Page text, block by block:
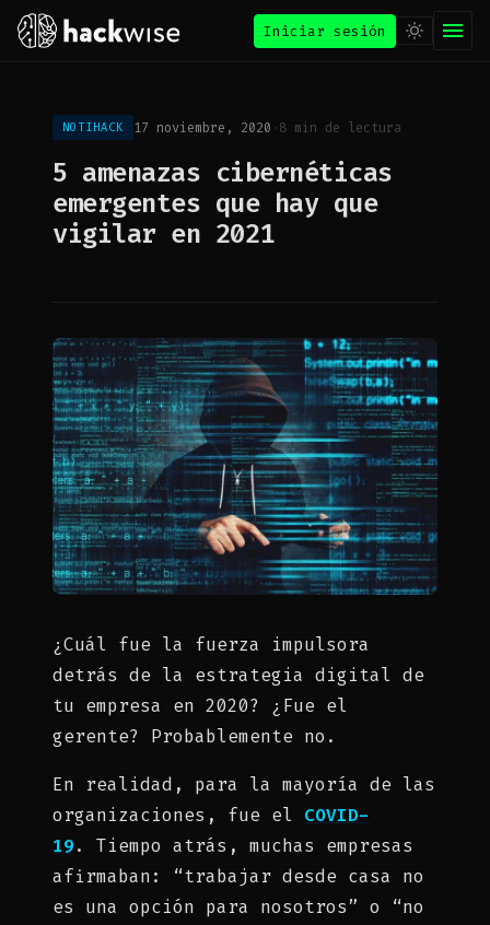
Iniciar sesión
NOTIHACK 17 noviembre, 2020 ·8 min de lectura
5 amenazas cibernéticas
emergentes que hay que
vigilar en 2021
¿Cuál fue la fuerza impulsora
detrás de la estrategia digital de
tu empresa en 2020? ¿Fue el
gerente? Probablemente no.
En realidad, para la mayoría de las
organizaciones, fue el COVID-
19. Tiempo atrás, muchas empresas
afirmaban: “trabajar desde casa no
es una opción para nosotros” o “no